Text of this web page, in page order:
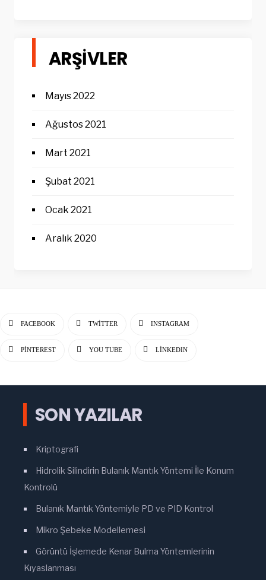
ARŞIVLER
Mayıs 2022
Ağustos 2021
Mart 2021
Şubat 2021
Ocak 2021
Aralık 2020
FACEBOOK TWITTER INSTAGRAM
PINTEREST YOU TUBE LINKEDIN
SON YAZILAR
Kriptografi
Hidrolik Silindirin Bulanık Mantık Yöntemi İle Konum
Kontrolü
Bulanık Mantık Yöntemiyle PD ve PID Kontrol
Mikro Şebeke Modellemesi
Görüntü İşlemede Kenar Bulma Yöntemlerinin
Kıyaslanması